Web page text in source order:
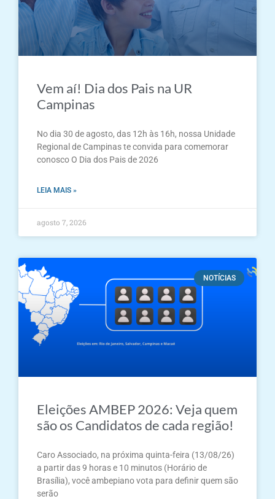
Vem aí! Dia dos Pais na UR
Campinas
No dia 30 de agosto, das 12h às 16h, nossa Unidade
Regional de Campinas te convida para comemorar
conosco O Dia dos Pais de 2026
LEIA MAIS »
agosto 7, 2026
NOTÍCIAS
Eleições AMBEP 2026: Veja quem
são os Candidatos de cada região!
Caro Associado, na próxima quinta-feira (13/08/26)
a partir das 9 horas e 10 minutos (Horário de
Brasília), você ambepiano vota para definir quem são
serão